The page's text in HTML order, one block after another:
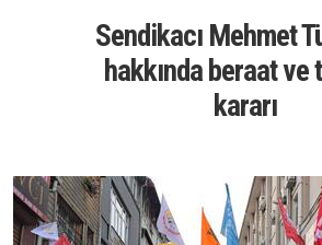
Sendikacı Mehmet
hakkında beraat ve
kararı
Image